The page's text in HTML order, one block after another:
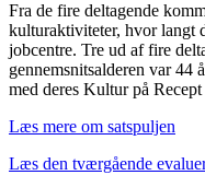
Fra de fire deltagende
kulturaktiviteter, hvor langt
jobcentre. Tre ud af fire
gennemsnitsalderen var 44
med deres Kultur på
Læs mere om satspuljen
Læs den tværgående